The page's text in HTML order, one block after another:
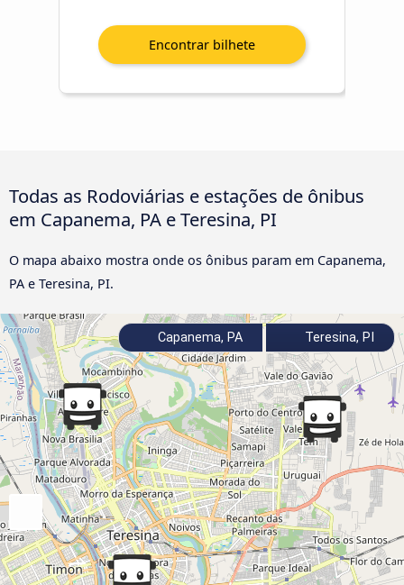
Todas as Rodoviárias e estações de ônibus
em Capanema, PA e Teresina, PI
O mapa abaixo mostra onde os ônibus param em Capanema,
PA e Teresina, PI.
Capanema, PA Teresina, PI